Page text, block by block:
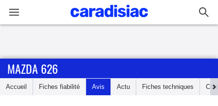
Accueil
MAZDA 626
Accueil Fiches fiabilité Avis Actu Fiches techniques